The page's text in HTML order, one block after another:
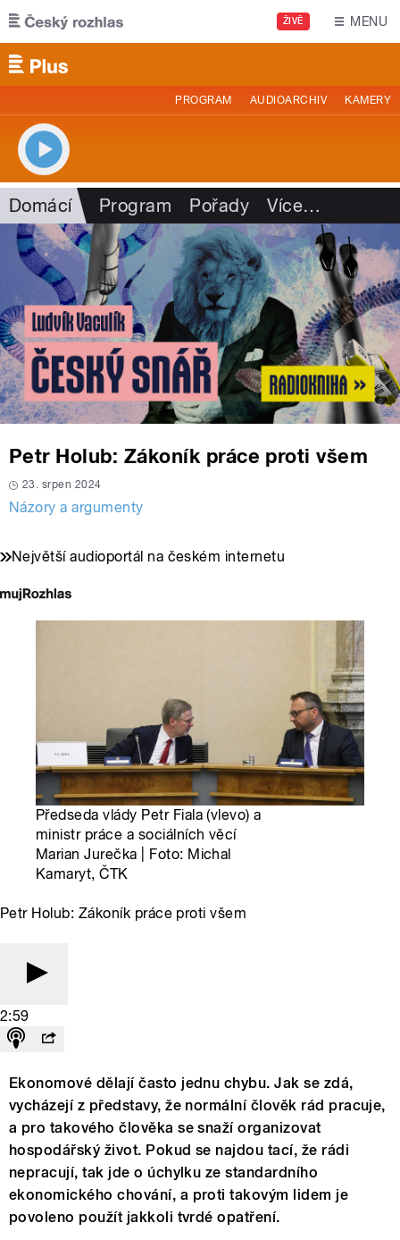
Přejít k hlavnímu obsahu
ŽIVĚ MENU
PROGRAM AUDIOARCHIV KAMERY
Domácí Program Pořady Více…
Petr Holub: Zákoník práce proti všem
23. srpen 2024
Názory a argumenty
Největší audioportál na českém internetu
Předseda vlády Petr Fiala (vlevo) a
ministr práce a sociálních věcí
Marian Jurečka | Foto: Michal
Kamaryt, ČTK
Petr Holub: Zákoník práce proti všem
2:59
Ekonomové dělají často jednu chybu. Jak se zdá,
vycházejí z představy, že normální člověk rád pracuje,
a pro takového člověka se snaží organizovat
hospodářský život. Pokud se najdou tací, že rádi
nepracují, tak jde o úchylku ze standardního
ekonomického chování, a proti takovým lidem je
povoleno použít jakkoli tvrdé opatření.